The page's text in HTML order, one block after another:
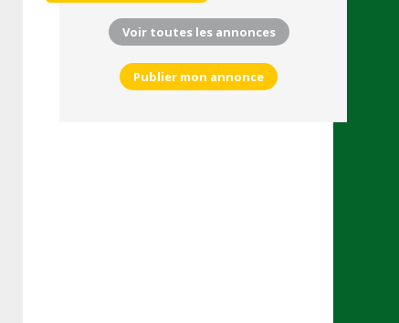
Voir toutes les annonces
Publier mon annonce